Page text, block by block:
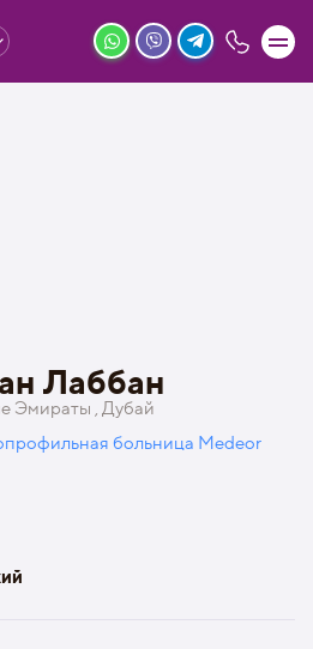
Лаббан
Эмираты , Дубай
больница Medeor